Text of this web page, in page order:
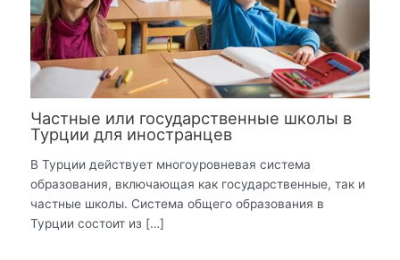
Частные или государственные школы в
Турции для иностранцев
В Турции действует многоуровневая система
образования, включающая как государственные, так и
частные школы. Система общего образования в
Турции состоит из […]